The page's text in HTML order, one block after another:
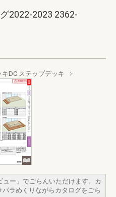
2022-2023 2362-
キDC ステップデッキ
ー」でごらんいただけます。カ
ラめくりながらカタログをごら